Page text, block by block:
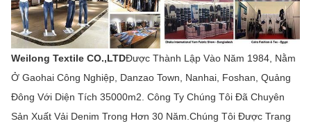
Weilong Textile CO.,LTDĐược Thành Lập Vào Năm 1984, Nằm
Ở Gaohai Công Nghiệp, Danzao Town, Nanhai, Foshan, Quảng
Đông Với Diện Tích 35000m2. Công Ty Chúng Tôi Đã Chuyên
Sản Xuất Vải Denim Trong Hơn 30 Năm.Chúng Tôi Được Trang